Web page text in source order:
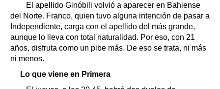
El apellido Ginóbili volvió a aparecer en Bahiense
del Norte. Franco, quien tuvo alguna intención de pasar a
Independiente, carga con el apellido del más grande,
aunque lo lleva con total naturalidad. Por eso, con 21
años, disfruta como un pibe más. De eso se trata, ni más
ni menos.
Lo que viene en Primera